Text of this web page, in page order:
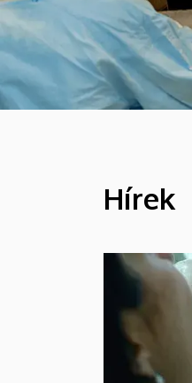
HÍREK
Hírek